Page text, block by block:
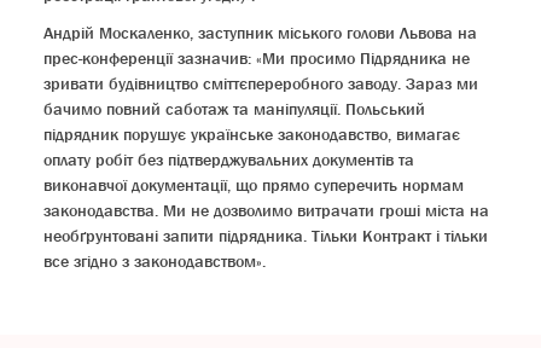
Андрій Москаленко, заступник міського голови Львова на
прес-конференції зазначив: «Ми просимо Підрядника не
зривати будівництво сміттєпереробного заводу. Зараз ми
бачимо повний саботаж та маніпуляції. Польський
підрядник порушує українське законодавство, вимагає
оплату робіт без підтверджувальних документів та
виконавчої документації, що прямо суперечить нормам
законодавства. Ми не дозволимо витрачати гроші міста на
необґрунтовані запити підрядника. Тільки Контракт і тільки
все згідно з законодавством».